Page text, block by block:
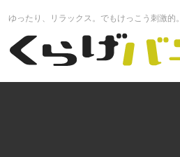
くらげバンチ
ゆったり、リラックス。でもけっこう刺激的。